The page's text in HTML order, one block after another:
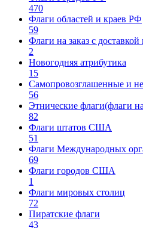
470
Флаги областей и краев РФ
59
Флаги на заказ с
2
Новогодняя атрибутика
15
Самопровозглашенные и
56
Этнические флаги(флаги
82
Флаги штатов США
51
Флаги Международных
69
Флаги городов США
1
Флаги мировых столиц
72
Пиратские флаги
43